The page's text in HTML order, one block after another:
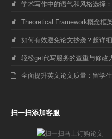
学术写作中的语气和风格选择
Theoretical Framework概念框
如何有效避免论文抄袭？超详
轻松get代写服务的查重与修改
全面提升英文论文质量：留学
扫一扫添加客服